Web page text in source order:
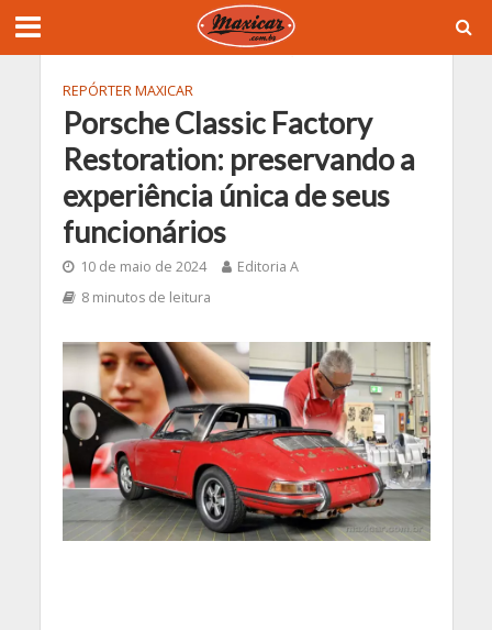
REPÓRTER MAXICAR
Porsche Classic Factory
Restoration: preservando a
experiência única de seus
funcionários
10 de maio de 2024
Editoria A
8 minutos de leitura